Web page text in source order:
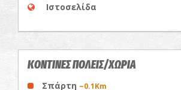
Ιστοσελίδα
ΚΟΝΤΙΝΕΣ ΠΟΛΕΙΣ/ΧΩΡΙΑ
Σπάρτη ~0.1Km